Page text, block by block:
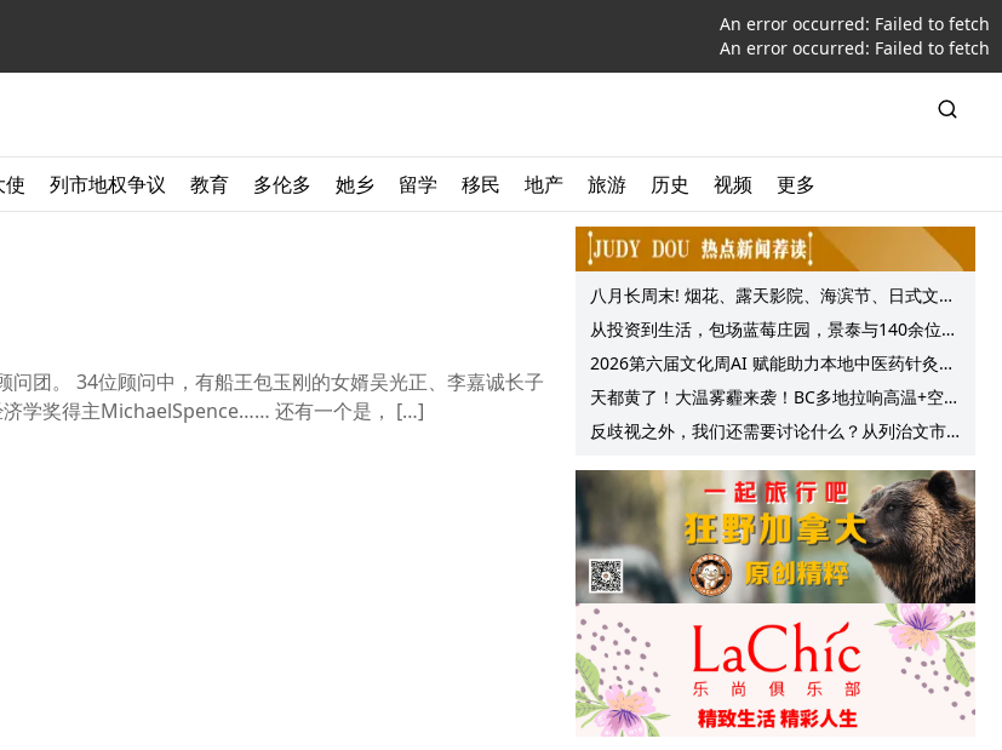
An error occurred: Failed to fetch
An error occurred: Failed to fetch
使 列市地权争议 教育 多伦多 她乡 留学 移民 地产 旅游 历史 视频 更多
团。 34位顾问中，有船王包玉刚的女婿吴光正、李嘉诚长子
学奖得主MichaelSpence…… 还有一个是， […]
八月长周末! 烟花、露天影院、海滨节、日式文化
节庆, 大温哥华各种精彩活动上线!
从投资到生活，包场蓝莓庄园，景泰与140余位客
户共享夏日”莓”好时光
2026第六届文化周AI 赋能助力本地中医药针灸服
务提质升级
天都黄了！大温雾霾来袭！BC多地拉响高温+空气
质量预警 最高可达35°C！
反歧视之外，我们还需要讨论什么？从列治文市
议会一项动议谈起